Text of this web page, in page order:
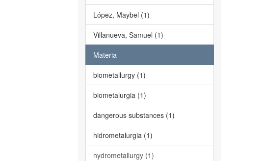
López, Maybel (1)
Villanueva, Samuel (1)
Materia
biometallurgy (1)
biometalurgia (1)
dangerous substances (1)
hidrometalurgia (1)
hydrometallurgy (1)